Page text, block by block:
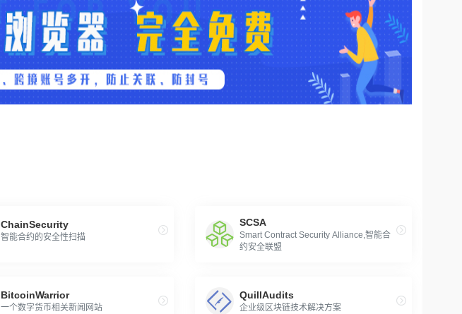
ChainSecurity
智能合约的安全性扫描
SCSA
Smart Contract Security Alliance,智能合
约安全联盟
BitcoinWarrior
一个数字货币相关新闻网站
QuillAudits
企业级区块链技术解决方案